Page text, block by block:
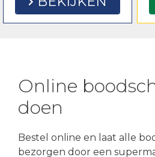
Online
doen
Bestel online en laat alle
bezorgen door een